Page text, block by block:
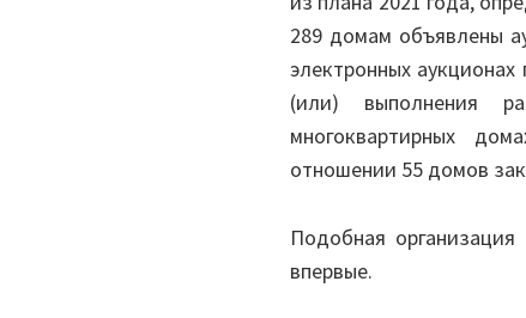
289 домам объявлены
электронных
(или) выполнения
многоквартирных
отношении 55 домов
Подобная
впервые.